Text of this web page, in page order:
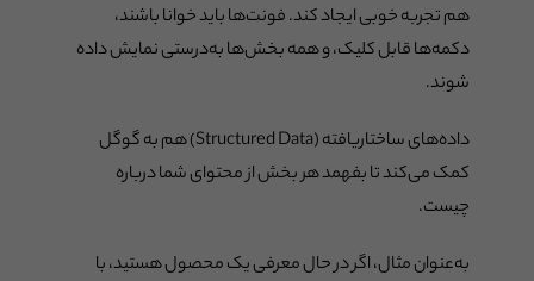
هم تجربه خوبی ایجاد کند. فونت‌ها باید خوانا باشند،
دکمه‌ها قابل کلیک، و همه بخش‌ها به‌درستی نمایش داده
شوند.
داده‌های ساختاریافته (Structured Data) هم به گوگل
کمک می‌کند تا بفهمد هر بخش از محتوای شما درباره
چیست.
به‌عنوان مثال، اگر در حال معرفی یک محصول هستید، با